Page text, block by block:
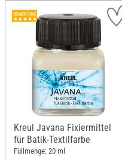
Kreul Javana Fixiermittel
für Batik-Textilfarbe
Füllmenge: 20 ml